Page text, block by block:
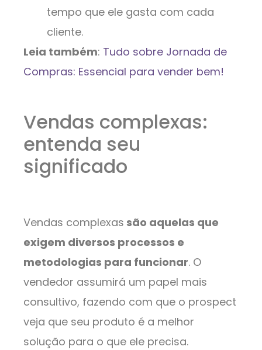
tempo que ele gasta com cada
cliente.
Leia também: Tudo sobre Jornada de
Compras: Essencial para vender bem!
Vendas complexas:
entenda seu
significado
Vendas complexas são aquelas que
exigem diversos processos e
metodologias para funcionar. O
vendedor assumirá um papel mais
consultivo, fazendo com que o prospect
veja que seu produto é a melhor
solução para o que ele precisa.